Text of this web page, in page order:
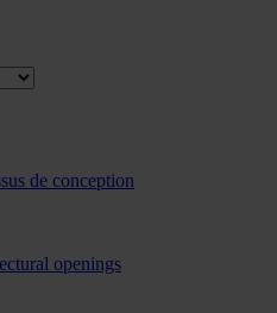
de conception
openings